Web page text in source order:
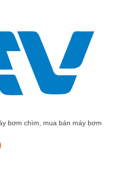
bơm chìm, mua bán máy bơm